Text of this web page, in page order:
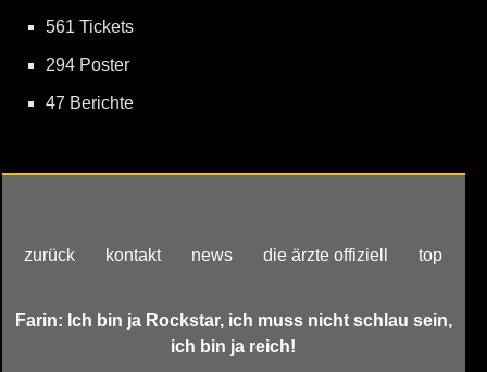
561 Tickets
294 Poster
47 Berichte
zurück kontakt news die ärzte offiziell top
Farin: Ich bin ja Rockstar, ich muss nicht schlau sein,
ich bin ja reich!